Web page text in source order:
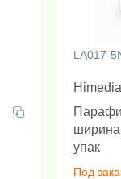
LA017-
Himedia
упак
Под